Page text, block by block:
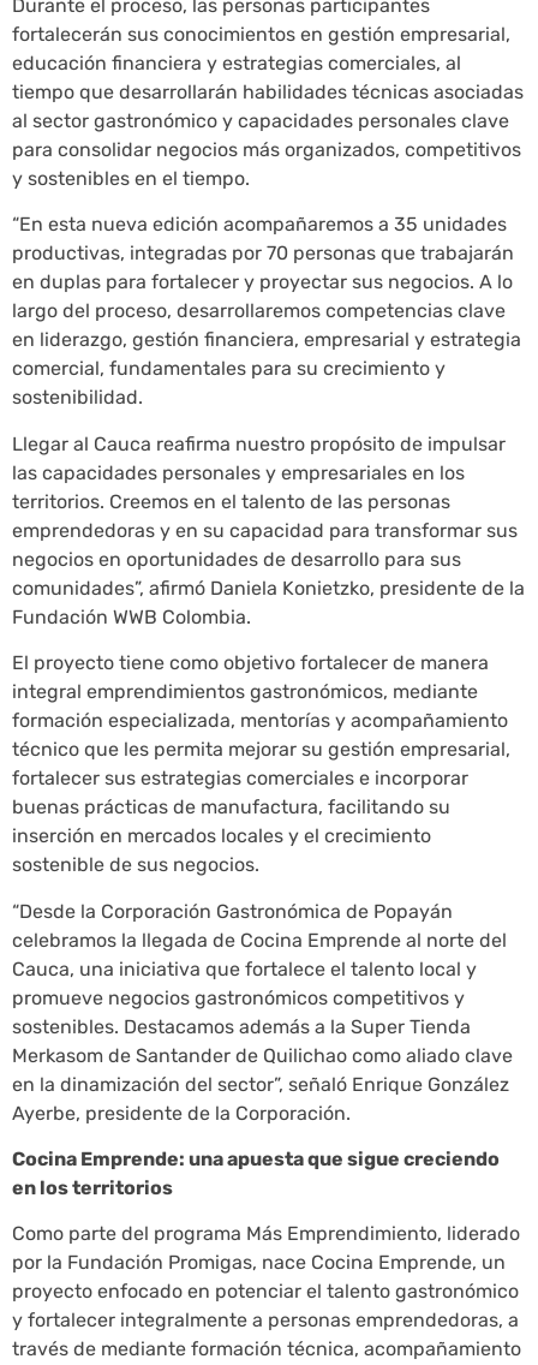
Durante el proceso, las personas participantes
fortalecerán sus conocimientos en gestión empresarial,
educación financiera y estrategias comerciales, al
tiempo que desarrollarán habilidades técnicas asociadas
al sector gastronómico y capacidades personales clave
para consolidar negocios más organizados, competitivos
y sostenibles en el tiempo.
“En esta nueva edición acompañaremos a 35 unidades
productivas, integradas por 70 personas que trabajarán
en duplas para fortalecer y proyectar sus negocios. A lo
largo del proceso, desarrollaremos competencias clave
en liderazgo, gestión financiera, empresarial y estrategia
comercial, fundamentales para su crecimiento y
sostenibilidad.
Llegar al Cauca reafirma nuestro propósito de impulsar
las capacidades personales y empresariales en los
territorios. Creemos en el talento de las personas
emprendedoras y en su capacidad para transformar sus
negocios en oportunidades de desarrollo para sus
comunidades”, afirmó Daniela Konietzko, presidente de la
Fundación WWB Colombia.
El proyecto tiene como objetivo fortalecer de manera
integral emprendimientos gastronómicos, mediante
formación especializada, mentorías y acompañamiento
técnico que les permita mejorar su gestión empresarial,
fortalecer sus estrategias comerciales e incorporar
buenas prácticas de manufactura, facilitando su
inserción en mercados locales y el crecimiento
sostenible de sus negocios.
“Desde la Corporación Gastronómica de Popayán
celebramos la llegada de Cocina Emprende al norte del
Cauca, una iniciativa que fortalece el talento local y
promueve negocios gastronómicos competitivos y
sostenibles. Destacamos además a la Super Tienda
Merkasom de Santander de Quilichao como aliado clave
en la dinamización del sector”, señaló Enrique González
Ayerbe, presidente de la Corporación.
Cocina Emprende: una apuesta que sigue creciendo
en los territorios
Como parte del programa Más Emprendimiento, liderado
por la Fundación Promigas, nace Cocina Emprende, un
proyecto enfocado en potenciar el talento gastronómico
y fortalecer integralmente a personas emprendedoras, a
través de mediante formación técnica, acompañamiento